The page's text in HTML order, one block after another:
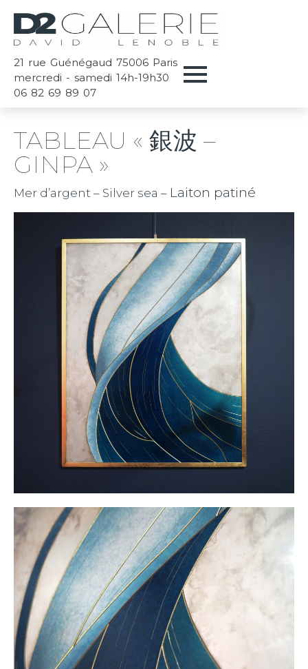
21 rue Guénégaud 75006 Paris
mercredi - samedi 14h-19h30
06 82 69 89 07
TABLEAU « 銀波 –
GINPA »
Mer d’argent – Silver sea – Laiton patiné